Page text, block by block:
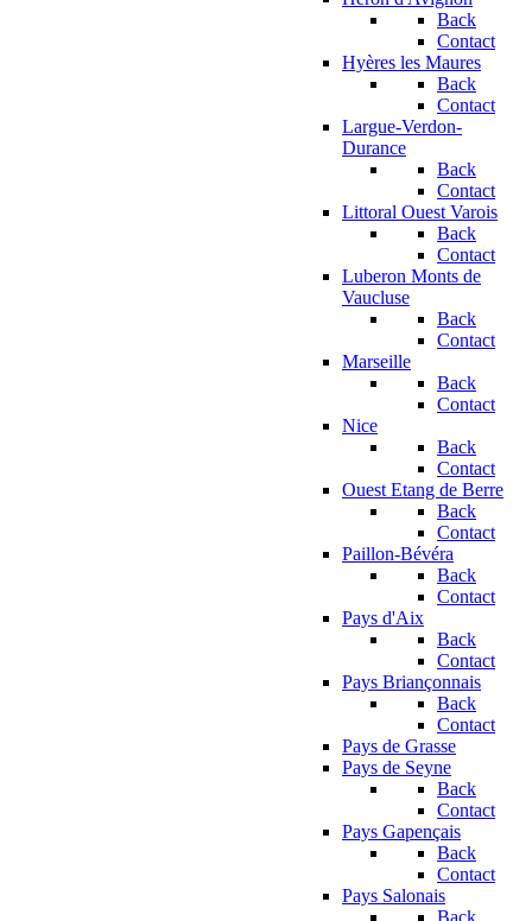
Back
Contact
Hyères les Maures
Back
Contact
Largue-Verdon-
Durance
Back
Contact
Littoral Ouest Varois
Back
Contact
Luberon Monts de
Vaucluse
Back
Contact
Marseille
Back
Contact
Nice
Back
Contact
Ouest Etang de Berre
Back
Contact
Paillon-Bévéra
Back
Contact
Pays d'Aix
Back
Contact
Pays Briançonnais
Back
Contact
Pays de Grasse
Pays de Seyne
Back
Contact
Pays Gapençais
Back
Contact
Pays Salonais
Back